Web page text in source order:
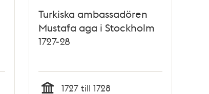
Turkiska ambassadören
Mustafa aga i Stockholm
1727-28
1727 till 1728